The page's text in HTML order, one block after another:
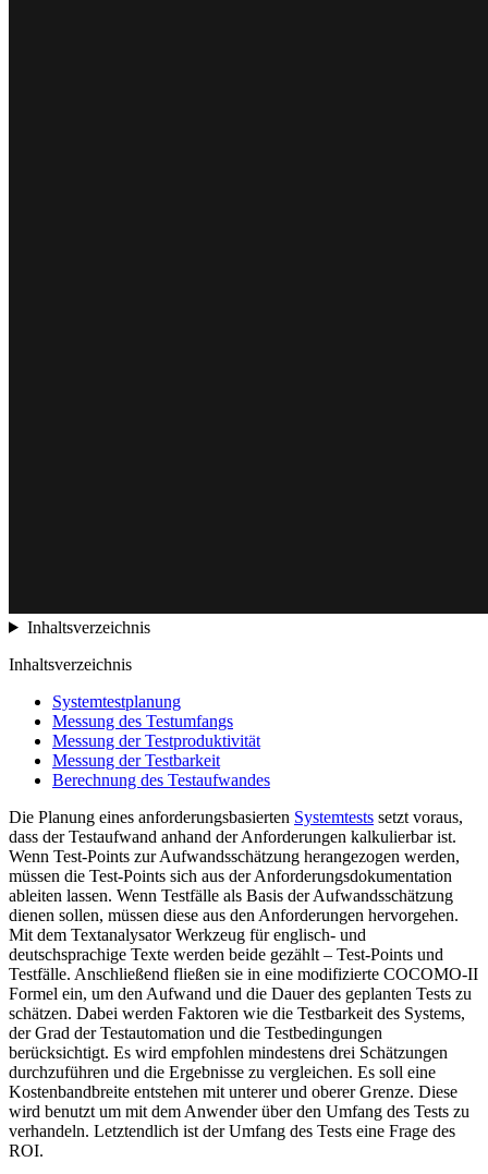
Inhaltsverzeichnis
Inhaltsverzeichnis
Systemtestplanung
Messung des Testumfangs
Messung der Testproduktivität
Messung der Testbarkeit
Berechnung des Testaufwandes
Die Planung eines anforderungsbasierten Systemtests setzt voraus,
dass der Testaufwand anhand der Anforderungen kalkulierbar ist.
Wenn Test-Points zur Aufwandsschätzung herangezogen werden,
müssen die Test-Points sich aus der Anforderungsdokumentation
ableiten lassen. Wenn Testfälle als Basis der Aufwandsschätzung
dienen sollen, müssen diese aus den Anforderungen hervorgehen.
Mit dem Textanalysator Werkzeug für englisch- und
deutschsprachige Texte werden beide gezählt – Test-Points und
Testfälle. Anschließend fließen sie in eine modifizierte COCOMO-II
Formel ein, um den Aufwand und die Dauer des geplanten Tests zu
schätzen. Dabei werden Faktoren wie die Testbarkeit des Systems,
der Grad der Testautomation und die Testbedingungen
berücksichtigt. Es wird empfohlen mindestens drei Schätzungen
durchzuführen und die Ergebnisse zu vergleichen. Es soll eine
Kostenbandbreite entstehen mit unterer und oberer Grenze. Diese
wird benutzt um mit dem Anwender über den Umfang des Tests zu
verhandeln. Letztendlich ist der Umfang des Tests eine Frage des
ROI.